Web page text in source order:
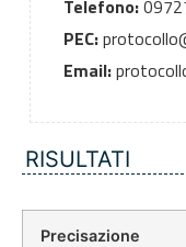
Telefono:
PEC:
Email:
RISULTATI
Precisazione